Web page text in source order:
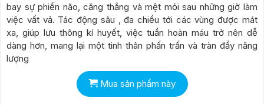
bay sự phiền não, căng thẳng và mệt mỏi sau những giờ làm
việc vất vả. Tác động sâu , đa chiều tới các vùng được mát
xa, giúp lưu thông kí huyết, việc tuần hoàn máu trở nên dễ
dàng hơn, mang lại một tinh thân phấn trấn và tràn đầy năng
lượng
Mua sản phẩm này